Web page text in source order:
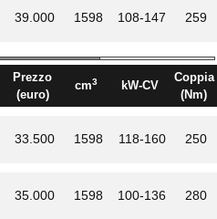
39.000 1598 108-147 259
Prezzo
(euro)
cm3 kW-CV
Coppia
(Nm)
33.500 1598 118-160 250
35.000 1598 100-136 280